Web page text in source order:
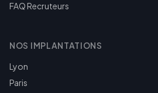
FAQ Recruteurs
NOS IMPLANTATIONS
Lyon
Paris